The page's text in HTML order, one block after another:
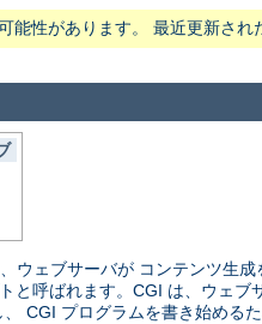
能性があります。 最近更新され
ウェブサーバが コンテンツ生
と呼ばれます。CGI は、ウェ
CGI プログラムを書き始める